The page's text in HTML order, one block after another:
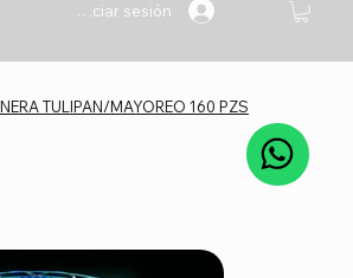
Iniciar sesión
TULIPAN/MAYOREO 160 PZS